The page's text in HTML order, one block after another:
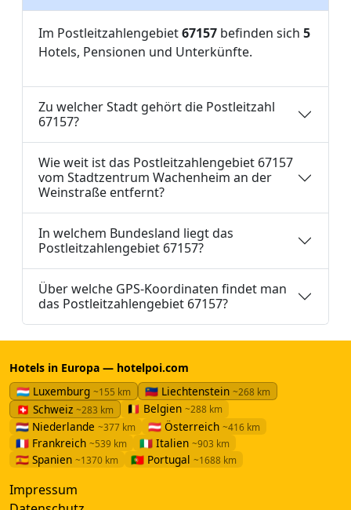
Im Postleitzahlengebiet67157 befinden sich 5
Hotels, Pensionen und Unterkünfte.
Zu welcher Stadt gehört die Postleitzahl
67157?
Wie weit ist das Postleitzahlengebiet 67157
vom Stadtzentrum Wachenheim an der
Weinstraße entfernt?
In welchem Bundesland liegt das
Postleitzahlengebiet 67157?
Über welche GPS-Koordinaten findet man
das Postleitzahlengebiet 67157?
Hotels in Europa — hotelpoi.com
🇱🇺 Luxemburg ~155 km 🇱🇮 Liechtenstein ~268 km
🇨🇭 Schweiz ~283 km 🇧🇪 Belgien ~288 km
🇳🇱 Niederlande ~377 km 🇦🇹 Österreich ~416 km
🇫🇷 Frankreich ~539 km 🇮🇹 Italien ~903 km
🇪🇸 Spanien ~1370 km 🇵🇹 Portugal ~1688 km
Impressum